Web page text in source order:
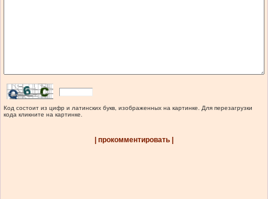
Код состоит из цифр и латинских букв, изображенных на картинке. Для перезагрузки
кода кликните на картинке.
| прокомментировать |